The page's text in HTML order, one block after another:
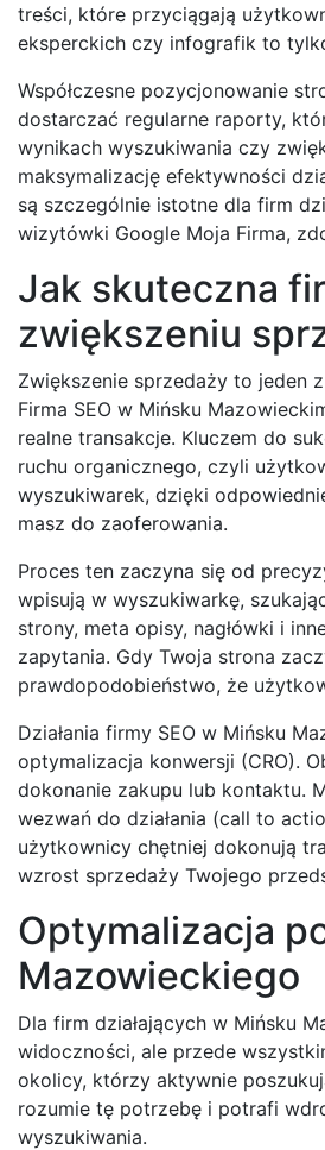
treści, które przyciągają
eksperckich czy infografik to
Współczesne pozycjonowanie
dostarczać regularne raporty,
wynikach wyszukiwania czy
maksymalizację efektywności
są szczególnie istotne dla firm
wizytówki Google Moja Firma,
Jak skuteczna
zwiększeniu
Zwiększenie sprzedaży to jeden
Firma SEO w Mińsku
realne transakcje. Kluczem do
ruchu organicznego, czyli
wyszukiwarek, dzięki
masz do zaoferowania.
Proces ten zaczyna się od
wpisują w wyszukiwarkę,
strony, meta opisy, nagłówki i
zapytania. Gdy Twoja strona
prawdopodobieństwo, że
Działania firmy SEO w Mińsku
optymalizacja konwersji (CRO).
dokonanie zakupu lub kontaktu.
wezwań do działania (call to
użytkownicy chętniej dokonują
wzrost sprzedaży Twojego
Optymalizacja
Mazowieckiego
Dla firm działających w Mińsku
widoczności, ale przede
okolicy, którzy aktywnie
rozumie tę potrzebę i potrafi
wyszukiwania.